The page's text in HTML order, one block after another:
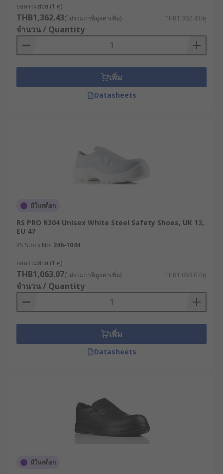
ยอดรวมย่อย (1 คู่)
THB1,362.43(ไม่รวมภาษีมูลค่าเพิ่ม) THB1,362.43/คู่
จำนวน / Quantity
เพิ่ม
Datasheets
มีในสต็อก
RS PRO R304 Unisex White Steel Safety Shoes, UK 12,
EU 47
RS Stock No. 246-1044
ยอดรวมย่อย (1 คู่)
THB1,063.07(ไม่รวมภาษีมูลค่าเพิ่ม) THB1,063.07/คู่
จำนวน / Quantity
เพิ่ม
Datasheets
มีในสต็อก